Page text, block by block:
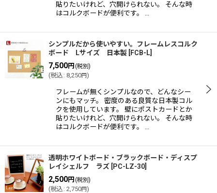
貼りたいけれど、穴開けられない。 そんな時
はコルクボードが便利です。 …
シンプルだから使いやすい。フレームレスコルク
ボード Lサイズ 日本製
FCB-L
7,500円 (税別)
(税込 : 8,250円)
フレームが無くシンプルなので、どんなシー
ンにもマッチ。 密度のある良質な日本製コル
クを使用しています。 壁にポストカードとか
貼りたいけれど、穴開けられない。 そんな時
はコルクボードが便利です。 …
透明ホワイトボード・ブラックボード・ディスプ
レイシェルフ ラズ
PC-LZ-30
2,500円 (税別)
(税込 : 2,750円)